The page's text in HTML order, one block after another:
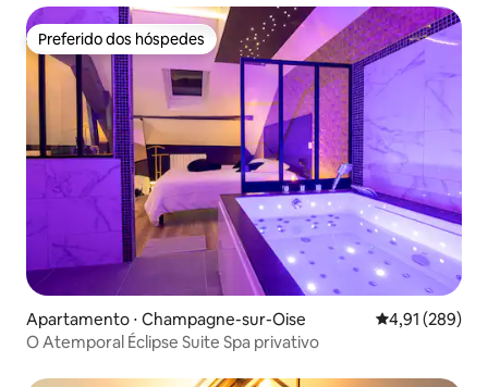
Preferido dos hóspedes
Preferido dos hóspedes
Apartamento ⋅ Champagne-sur-Oise 4,91 de uma
4,91 (289)
O Atemporal Éclipse Suite Spa privativo